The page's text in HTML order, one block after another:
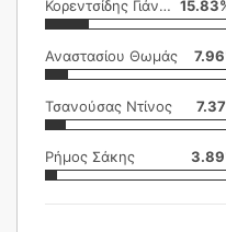
Κορεντσίδης Γιάννης
Αναστασίου Θωμάς
Τσανούσας Ντίνος
Ρήμος Σάκης